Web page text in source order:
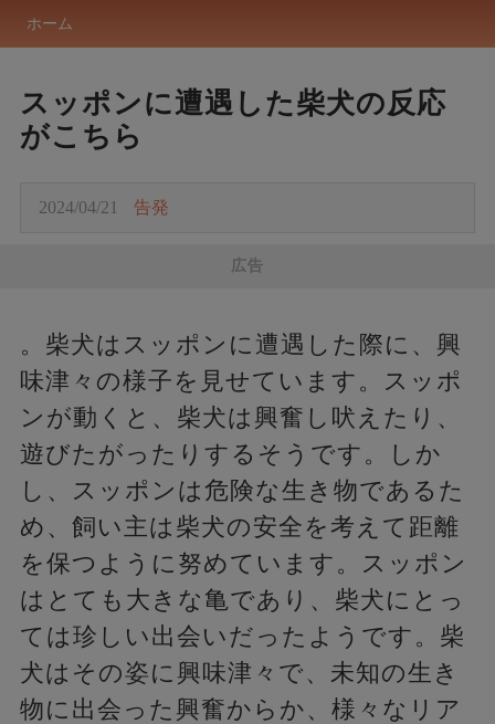
ホーム
スッポンに遭遇した柴犬の反応
がこちら
2024/04/21 告発
広告
。柴犬はスッポンに遭遇した際に、興
味津々の様子を見せています。スッポ
ンが動くと、柴犬は興奮し吠えたり、
遊びたがったりするそうです。しか
し、スッポンは危険な生き物であるた
め、飼い主は柴犬の安全を考えて距離
を保つように努めています。スッポン
はとても大きな亀であり、柴犬にとっ
ては珍しい出会いだったようです。柴
犬はその姿に興味津々で、未知の生き
物に出会った興奮からか、様々なリア